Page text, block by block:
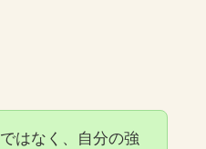
はなく、自分の強